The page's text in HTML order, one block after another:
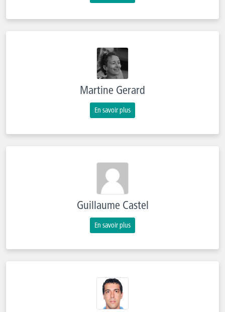
Martine Gerard
En savoir plus
Guillaume Castel
En savoir plus